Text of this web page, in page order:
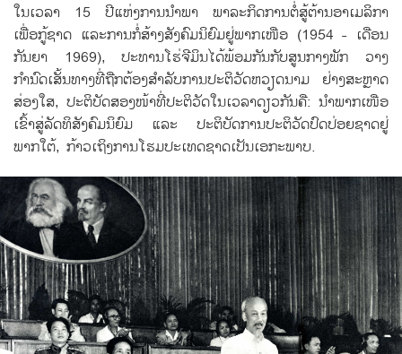
​ໃນ​ເວລາ 15 ປີ​ແຫ່ງ​ການ​ນຳພາ ພາ​ລະ​ກິດ​ການ​ຕໍ່ສູ້​ຕ້ານ​ອາ​ເມ​ລິ​ກາ​
ເພື່ອ​ກູ້​ຊາດ​ ແລະການກໍ່ສ້າງ​ສັງຄົມ​ນິຍົມ​ຢູ່​ພາກ​ເໜືອ (1954 - ​ເດືອນ​
ກັນຍາ 1969), ປະທານ​ໂຮ່ຈີ​ມິນໄດ້​ພ້ອມ​ກັນ​ກັບ​ສູນ​ກາງ​ພັກ ວາງ​
ກຳນົດ​ເສັ້ນທາງ​ທີ່​ຖືກຕ້ອງ​ສຳລັບ​ການ​ປະ​ຕິ​ວັດ​ຫວຽດນາມ​ ຢ່າງ​ສະຫຼາດ​
ສ່ອງ​ໃສ, ປະຕິບັດ​ສອງ​ໜ້າ​ທີ່​ປະຕິວັດ​ໃນ​ເວລາ​ດຽວ​ກັນ​ຄື: ນຳພາ​ກ​ເໜືອ​
ເຂົ້າ​ສູ່​ລັດທິ​ສັງຄົມ​ນິຍົມ ​ແລະ ປະຕິບັດ​ການ​ປະຕິວັດ​ປົດ​ປ່ອຍ​ຊາດ​ຢູ່​
ພາກ​ໃຕ້, ກ້າວ​ເຖິງ​ການ​ໂຮມປະ​ເທດ​ຊາດ​ເປັນ​ເອກະ​ພາບ.